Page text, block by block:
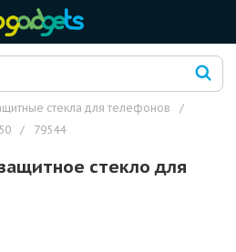
стекла для телефонов
/
/ 79544
стекло для